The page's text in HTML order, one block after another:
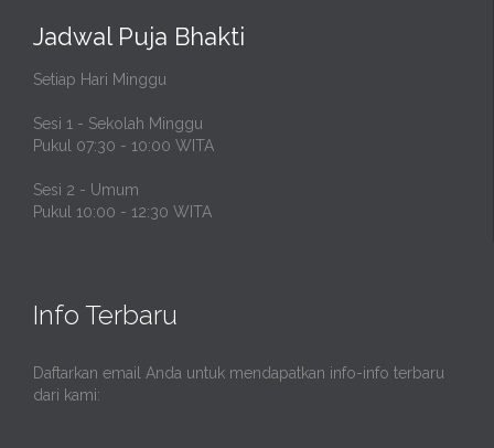
Jadwal Puja Bhakti
Setiap Hari Minggu
Sesi 1 - Sekolah Minggu
Pukul 07:30 - 10:00 WITA
Sesi 2 - Umum
Pukul 10:00 - 12:30 WITA
Info Terbaru
Daftarkan email Anda untuk mendapatkan info-info terbaru
dari kami: